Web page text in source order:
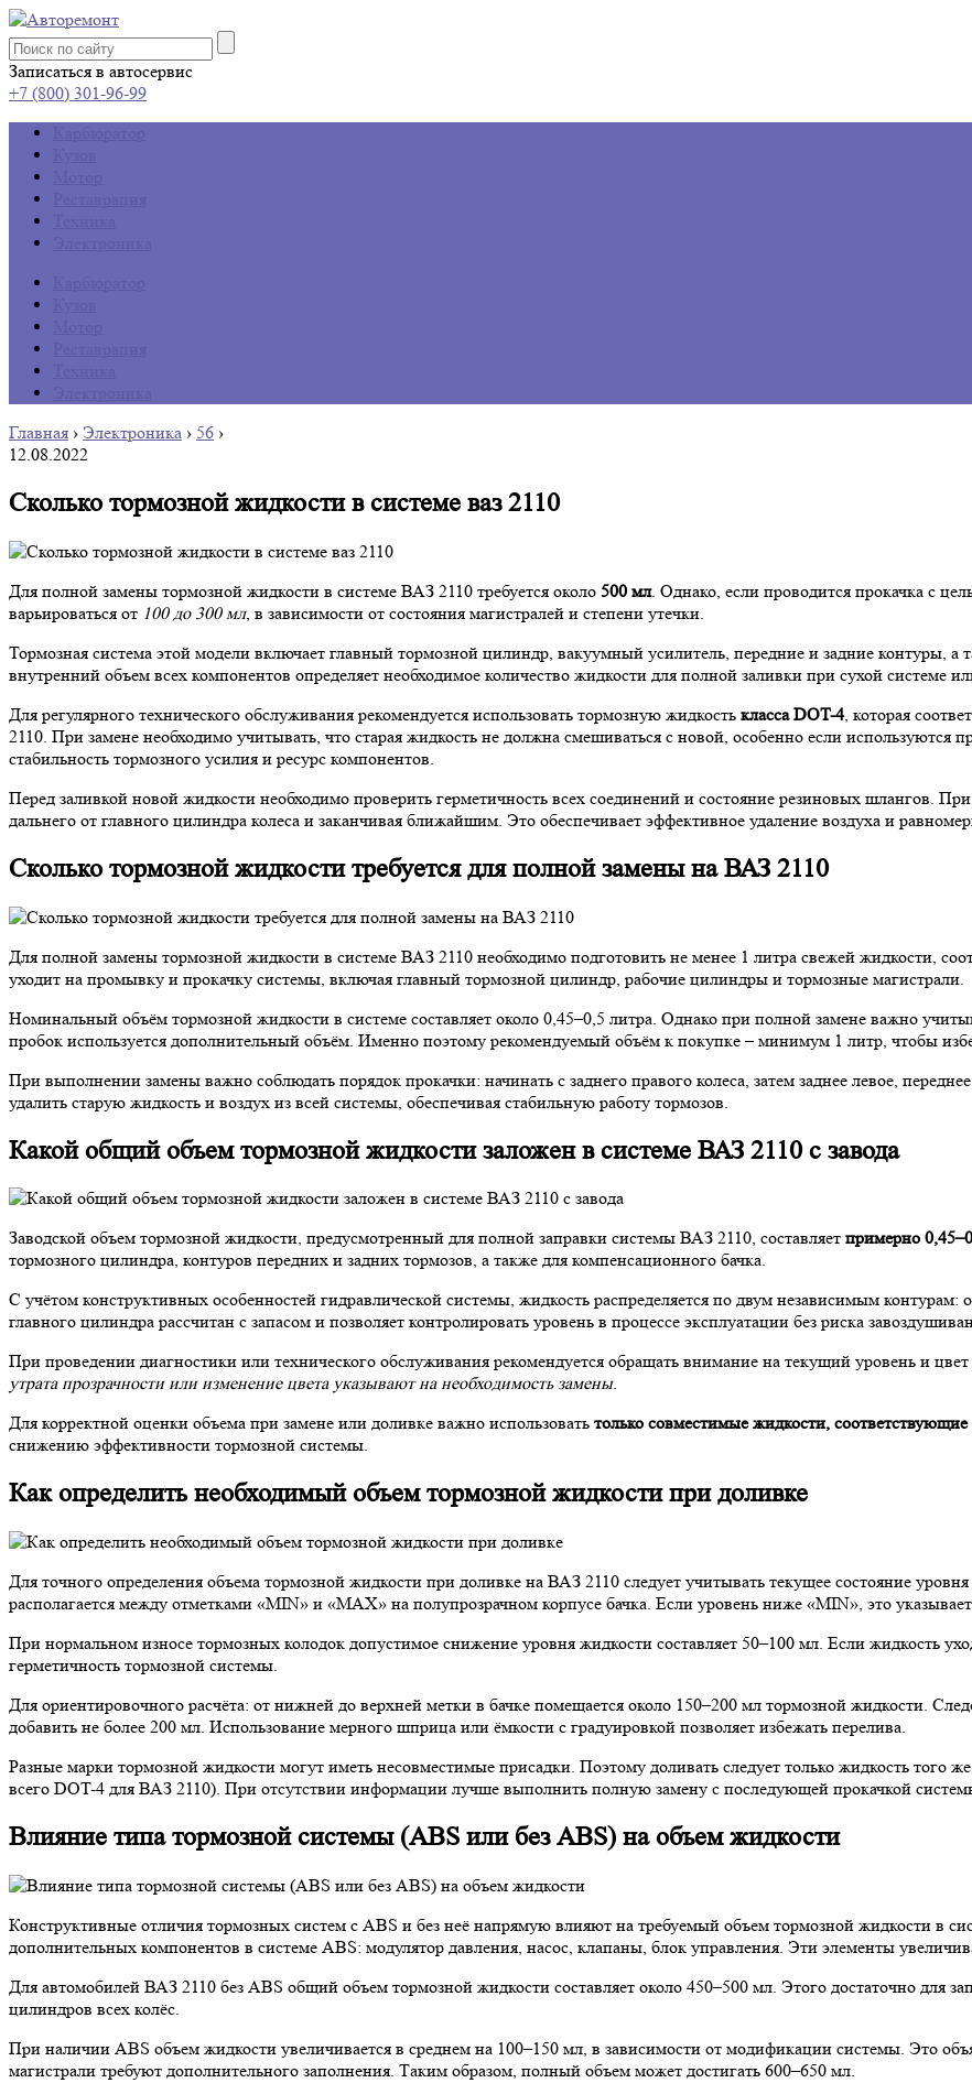
Записаться в автосервис
+7 (800) 301-96-99
Главная › Электроника › 56 ›
12.08.2022
Сколько тормозной жидкости в системе ваз 2110
Для полной замены тормозной жидкости в системе ВАЗ 2110 требуется около 500 мл. Однако, если проводится прокачка с
варьироваться от 100 до 300 мл, в зависимости от состояния магистралей и степени утечки.
Тормозная система этой модели включает главный тормозной цилиндр, вакуумный усилитель, передние и задние контуры,
внутренний объем всех компонентов определяет необходимое количество жидкости для полной заливки при сухой системе
Для регулярного технического обслуживания рекомендуется использовать тормозную жидкость класса DOT-4, которая
2110. При замене необходимо учитывать, что старая жидкость не должна смешиваться с новой, особенно если используются
стабильность тормозного усилия и ресурс компонентов.
Перед заливкой новой жидкости необходимо проверить герметичность всех соединений и состояние резиновых шлангов.
дальнего от главного цилиндра колеса и заканчивая ближайшим. Это обеспечивает эффективное удаление воздуха и
Сколько тормозной жидкости требуется для полной замены на ВАЗ 2110
Для полной замены тормозной жидкости в системе ВАЗ 2110 необходимо подготовить не менее 1 литра свежей жидкости,
уходит на промывку и прокачку системы, включая главный тормозной цилиндр, рабочие цилиндры и тормозные магистрали.
Номинальный объём тормозной жидкости в системе составляет около 0,45–0,5 литра. Однако при полной замене важно
пробок используется дополнительный объём. Именно поэтому рекомендуемый объём к покупке – минимум 1 литр, чтобы
При выполнении замены важно соблюдать порядок прокачки: начинать с заднего правого колеса, затем заднее левое,
удалить старую жидкость и воздух из всей системы, обеспечивая стабильную работу тормозов.
Какой общий объем тормозной жидкости заложен в системе ВАЗ 2110 с завода
Заводской объем тормозной жидкости, предусмотренный для полной заправки системы ВАЗ 2110, составляет примерно
тормозного цилиндра, контуров передних и задних тормозов, а также для компенсационного бачка.
С учётом конструктивных особенностей гидравлической системы, жидкость распределяется по двум независимым
главного цилиндра рассчитан с запасом и позволяет контролировать уровень в процессе эксплуатации без риска
При проведении диагностики или технического обслуживания рекомендуется обращать внимание на текущий уровень и
утрата прозрачности или изменение цвета указывают на необходимость замены.
Для корректной оценки объема при замене или доливке важно использовать только совместимые жидкости,
снижению эффективности тормозной системы.
Как определить необходимый объем тормозной жидкости при доливке
Для точного определения объема тормозной жидкости при доливке на ВАЗ 2110 следует учитывать текущее состояние
располагается между отметками «MIN» и «MAX» на полупрозрачном корпусе бачка. Если уровень ниже «MIN», это
При нормальном износе тормозных колодок допустимое снижение уровня жидкости составляет 50–100 мл. Если жидкость
герметичность тормозной системы.
Для ориентировочного расчёта: от нижней до верхней метки в бачке помещается около 150–200 мл тормозной жидкости.
добавить не более 200 мл. Использование мерного шприца или ёмкости с градуировкой позволяет избежать перелива.
Разные марки тормозной жидкости могут иметь несовместимые присадки. Поэтому доливать следует только жидкость того
всего DOT-4 для ВАЗ 2110). При отсутствии информации лучше выполнить полную замену с последующей прокачкой
Влияние типа тормозной системы (ABS или без ABS) на объем жидкости
Конструктивные отличия тормозных систем с ABS и без неё напрямую влияют на требуемый объем тормозной жидкости в
дополнительных компонентов в системе ABS: модулятор давления, насос, клапаны, блок управления. Эти элементы
Для автомобилей ВАЗ 2110 без ABS общий объем тормозной жидкости составляет около 450–500 мл. Этого достаточно для
цилиндров всех колёс.
При наличии ABS объем жидкости увеличивается в среднем на 100–150 мл, в зависимости от модификации системы. Это
магистрали требуют дополнительного заполнения. Таким образом, полный объем может достигать 600–650 мл.